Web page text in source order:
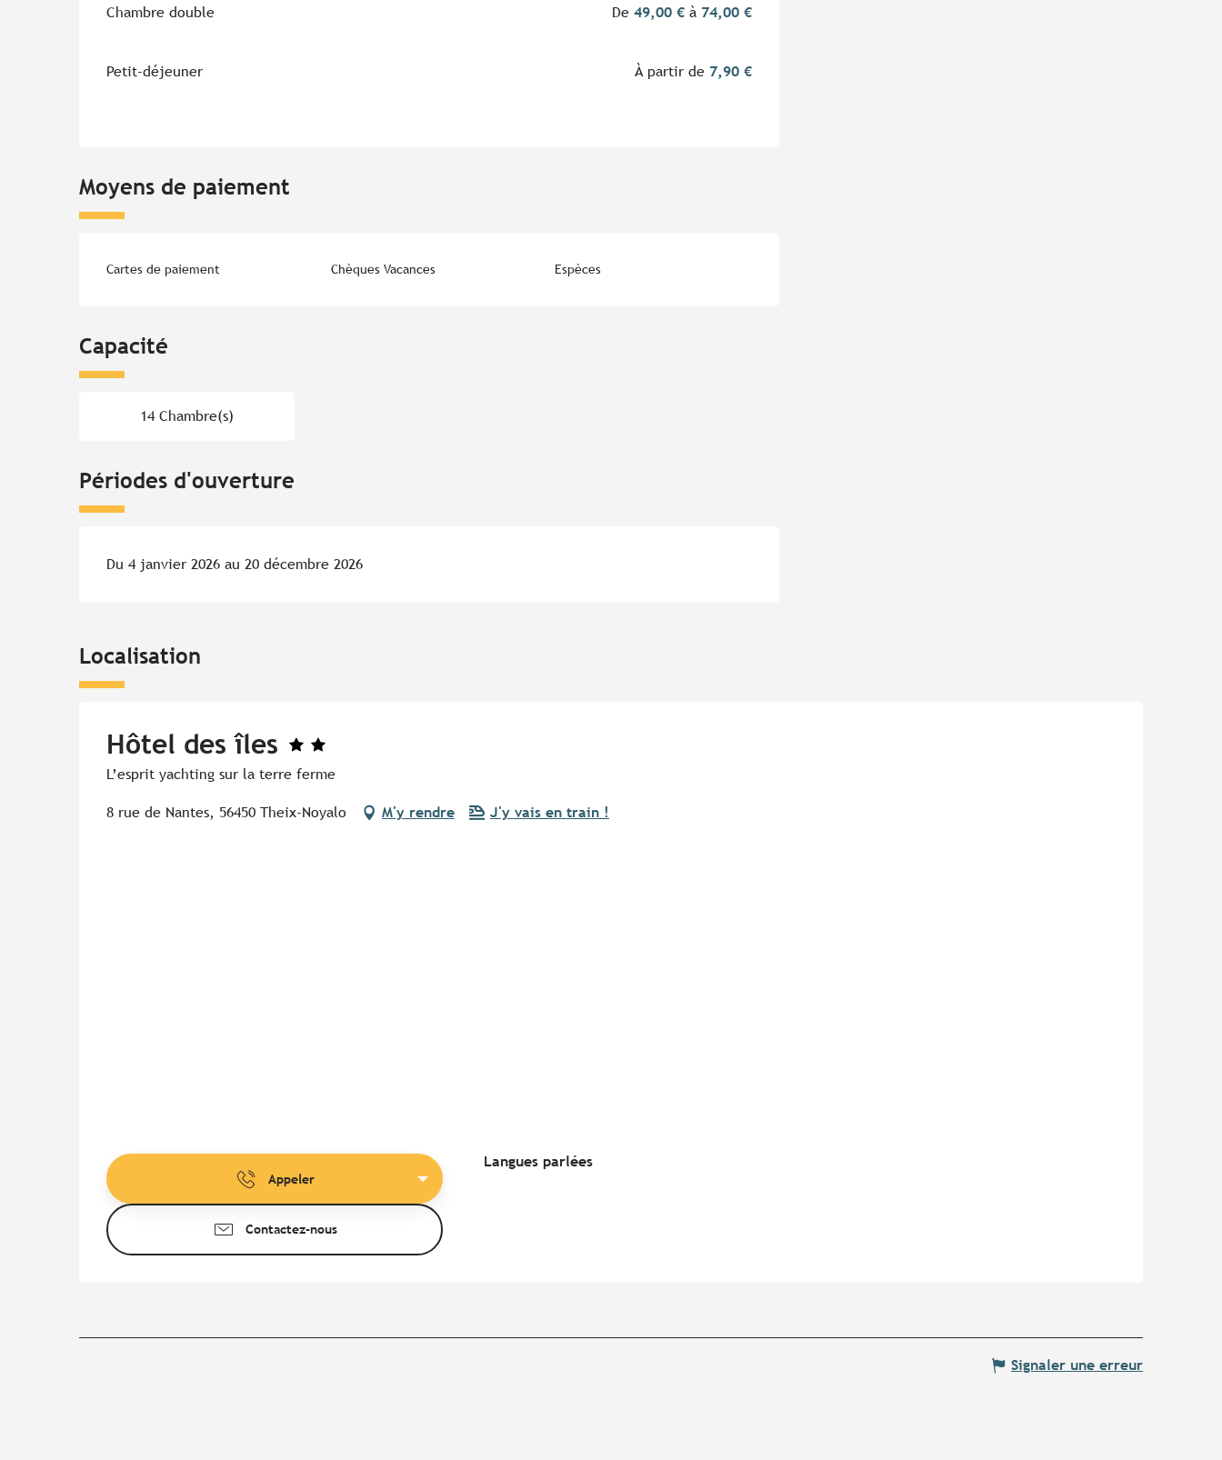
Tarifs 2026
Chambre double De49,00 € à 74,00 €
Petit-déjeuner À partir de 7,90 €
Moyens de paiement
Cartes de paiement Chèques Vacances Espèces
Capacité
14 Chambre(s)
Périodes d'ouverture
Du 4 janvier 2026 au 20 décembre 2026
Localisation
Hôtel des îles
L’esprit yachting sur la terre ferme
8 rue de Nantes, 56450 Theix-Noyalo M'y rendre J'y vais en train !
Appeler
Contactez-nous
Langues parlées
Langues parlées
Signaler une erreur